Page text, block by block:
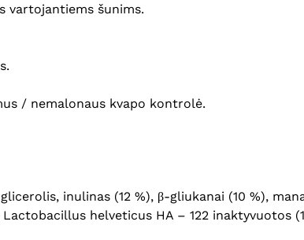
vartojantiems šunims.
/ nemalonaus kvapo kontrolė.
inulinas (12 %), β-gliukanai (10 %),
helveticus HA – 122 inaktyvuotos